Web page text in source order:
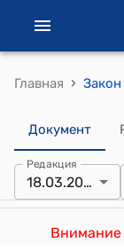
Главная ›
Документ
Редакция
18.03.2026
Внимание